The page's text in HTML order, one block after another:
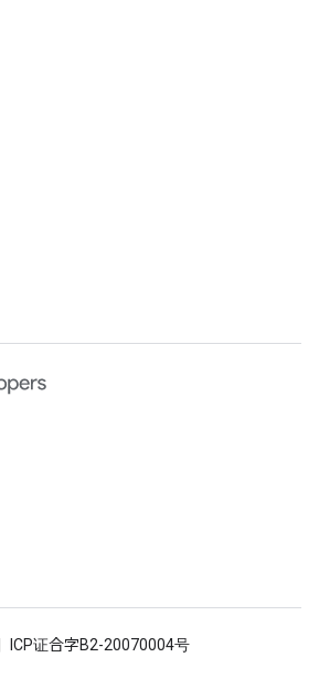
ICP证合字B2-20070004号